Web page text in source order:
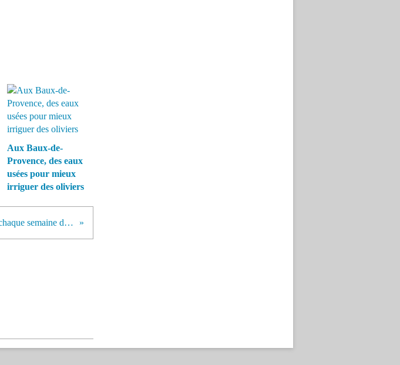
Aux Baux-de-
Provence, des eaux
usées pour mieux
irriguer des oliviers
Un écologiste est tué chaque semaine dans le monde !